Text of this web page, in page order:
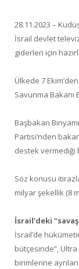
28.11.2023 –
İsrail devlet
giderleri için
Ülkede 7
Savunma Bakanı
Başbakan
Partisi’nden
destek vermediği
Söz konusu
milyar şekellik (8
İsrail’deki
İsrail’de
bütçesinde”,
birimlerine